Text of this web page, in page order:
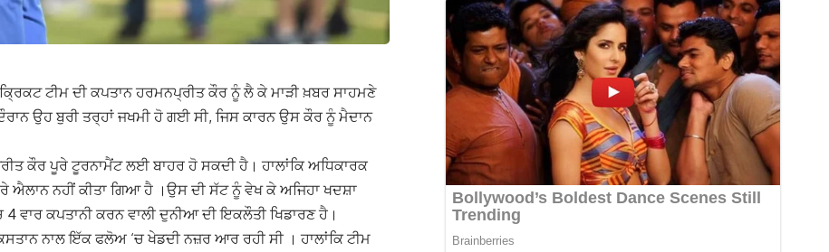
ਟੀਮ ਦੀ ਕਪਤਾਨ ਹਰਮਨਪ੍ਰੀਤ ਕੌਰ ਨੂੰ ਲੈ ਕੇ ਮਾੜੀ ਖ਼ਬਰ ਸਾਹਮਣੇ
ਉਹ ਬੁਰੀ ਤਰ੍ਹਾਂ ਜਖਮੀ ਹੋ ਗਈ ਸੀ, ਜਿਸ ਕਾਰਨ ਉਸ ਕੌਰ ਨੂੰ ਮੈਦਾਨ
ਕੌਰ ਪੂਰੇ ਟੂਰਨਾਮੈਂਟ ਲਈ ਬਾਹਰ ਹੋ ਸਕਦੀ ਹੈ। ਹਾਲਾਂਕਿ ਅਧਿਕਾਰਕ
ਐਲਾਨ ਨਹੀਂ ਕੀਤਾ ਗਿਆ ਹੈ ।ਉਸ ਦੀ ਸੱਟ ਨੂੰ ਵੇਖ ਕੇ ਅਜਿਹਾ ਖਦਸ਼ਾ
ਵਾਰ ਕਪਤਾਨੀ ਕਰਨ ਵਾਲੀ ਦੁਨੀਆ ਦੀ ਇਕਲੌਤੀ ਖਿਡਾਰਣ ਹੈ।
ਨਾਲ ਇੱਕ ਫਲੋਅ ‘ਚ ਖੇਡਦੀ ਨਜ਼ਰ ਆਰ ਰਹੀ ਸੀ । ਹਾਲਾਂਕਿ ਟੀਮ